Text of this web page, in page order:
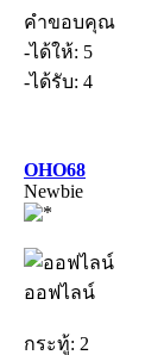
คำขอบคุณ
-ได้ให้: 5
-ได้รับ: 4
OHO68
Newbie
ออฟไลน์
กระทู้: 2